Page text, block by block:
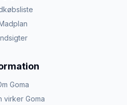
Goma
virker Goma